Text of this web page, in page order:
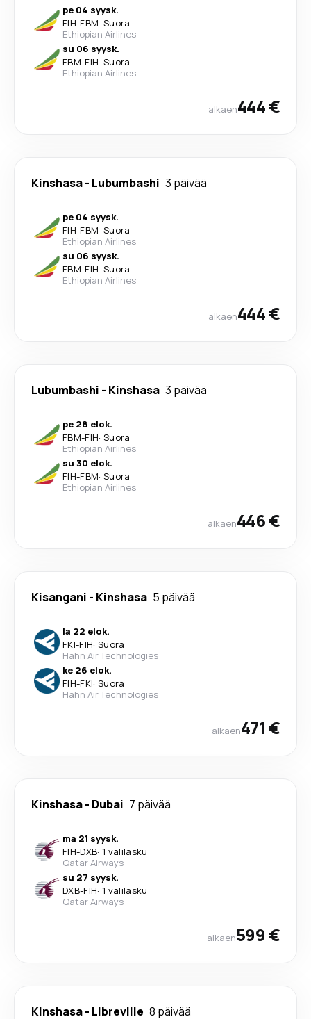
pe 04 syysk.
FIH-FBM· Suora
Ethiopian Airlines
su 06 syysk.
FBM-FIH· Suora
Ethiopian Airlines
alkaen444 €
Kinshasa- Lubumbashi 3 päivää
pe 04 syysk.
FIH-FBM· Suora
Ethiopian Airlines
su 06 syysk.
FBM-FIH· Suora
Ethiopian Airlines
alkaen444 €
Lubumbashi - Kinshasa 3 päivää
pe 28 elok.
FBM-FIH· Suora
Ethiopian Airlines
su 30 elok.
FIH-FBM· Suora
Ethiopian Airlines
alkaen446 €
Kisangani - Kinshasa 5 päivää
la 22 elok.
FKI-FIH· Suora
Hahn Air Technologies
ke 26 elok.
FIH-FKI· Suora
Hahn Air Technologies
alkaen471 €
Kinshasa- Dubai 7 päivää
ma 21 syysk.
FIH-DXB· 1 välilasku
Qatar Airways
su 27 syysk.
DXB-FIH· 1 välilasku
Qatar Airways
alkaen599 €
Kinshasa- Libreville 8 päivää